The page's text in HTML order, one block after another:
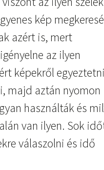
kép
azért is, mert
az ilyen
képekről
majd aztán nyomon
használták és
van ilyen. Sok
válaszolni és idő